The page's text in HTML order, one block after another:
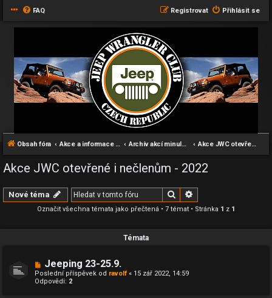
FAQ Přihlásit se
Registrovat
Obsah fóra Akce a informace pro všechny příznivce Wranglerů Archív akcí minulých let Akce JWC otevřené i nečlenům - 2022
Akce JWC otevřené i nečlenům - 2022
Nové téma Hledat
Označit všechna témata jako přečtená • 7 témat • Stránka 1 z 1
Témata
Jeeping 23-25.9.
Poslední příspěvek od ravolf « 15 zář 2022, 14:59
Odpovědi: 2